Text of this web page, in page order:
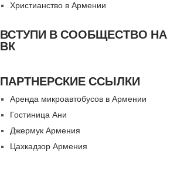
Христианство в Армении
ВСТУПИ В СООБЩЕСТВО НА
ВК
ПАРТНЕРСКИЕ ССЫЛКИ
Аренда микроавтобусов в Армении
Гостиница Ани
Джермук Армения
Цахкадзор Армения